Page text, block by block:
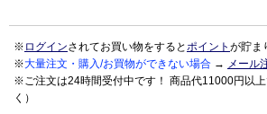
※ ログインされてお買い物をすると ポイント が貯ま
※大量注文・購入/お買物ができない場合 → メール
※ご注文は24時間受付中です！ 商品代11000円以
く）